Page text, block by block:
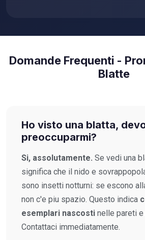
Domande Frequenti -
Blatte
Ho visto una blatta,
preoccuparmi?
Si, assolutamente. Se vedi una
significa che il nido e
sono insetti notturni: se escono
non c'e piu spazio. Questo indica
esemplari nascosti nelle pareti
Contattaci immediatamente.